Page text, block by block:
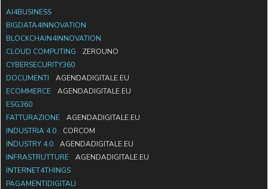
AI4BUSINESS
BIGDATA4INNOVATION
BLOCKCHAIN4INNOVATION
CLOUD COMPUTING
ZEROUNO
CYBERSECURITY360
DOCUMENTI
AGENDADIGITALE.EU
ECOMMERCE
AGENDADIGITALE.EU
ESG360
FATTURAZIONE
AGENDADIGITALE.EU
INDUSTRIA 4.0
CORCOM
INDUSTRY 4.0
AGENDADIGITALE.EU
INFRASTRUTTURE
AGENDADIGITALE.EU
INTERNET4THINGS
PAGAMENTIDIGITALI